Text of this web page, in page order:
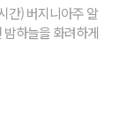
간) 버지니아주 알
하늘을 화려하게